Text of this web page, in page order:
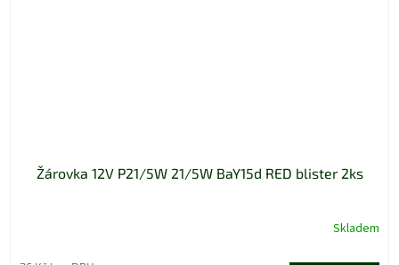
Žárovka 12V P21/5W 21/5W BaY15d RED blister 2ks
Skladem